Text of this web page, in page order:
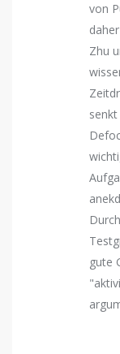
von
Zhu
gute